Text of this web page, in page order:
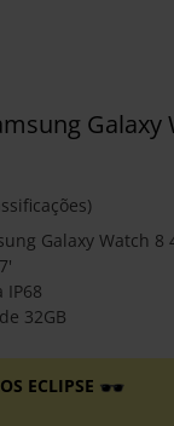
Galaxy
Galaxy Watch 8
IP68
32GB
ECLIPSE